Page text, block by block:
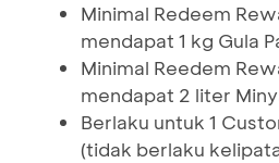
Minimal Redeem
mendapat 1 kg Gula
Minimal Reedem
mendapat 2 liter
Berlaku untuk 1
(tidak berlaku